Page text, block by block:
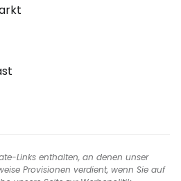
Links enthalten, an denen unser
Provisionen verdient, wenn Sie auf